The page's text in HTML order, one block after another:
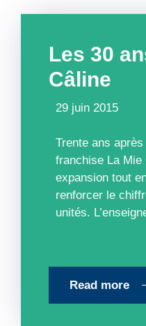
Les 30
Câline
29 juin 2015
Trente ans
franchise La Mie
expansion tout
renforcer le
unités.
Read more